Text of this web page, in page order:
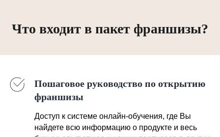
Что входит в пакет франшизы?
Пошаговое руководство по открытию
франшизы
Доступ к системе онлайн-обучения, где Вы
найдете всю информацию о продукте и весь